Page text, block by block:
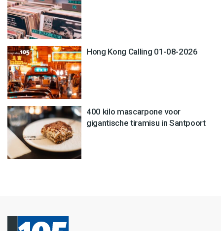
Hong Kong Calling 01-08-2026
400 kilo mascarpone voor
gigantische tiramisu in Santpoort